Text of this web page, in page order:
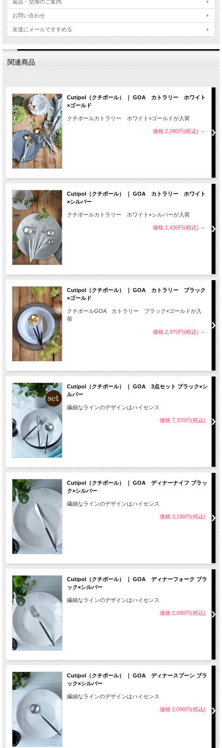
返品・交換のご案内
お問い合わせ
友達にメールですすめる
関連商品
Cutipol（クチポール） ｜ GOA カトラリー ホワイト
×ゴールド
クチポールカトラリー ホワイト×ゴールドが入荷
価格:2,090円(税込) ～
Cutipol（クチポール） ｜ GOA カトラリー ホワイト
×シルバー
クチポールカトラリー ホワイト×シルバーが入荷
価格:1,430円(税込) ～
Cutipol（クチポール） ｜ GOA カトラリー ブラック
×ゴールド
クチポールGOA カトラリー ブラック×ゴールドが入
荷
価格:2,970円(税込) ～
Cutipol（クチポール） ｜ GOA 3点セット ブラック×シ
ルバー
繊細なラインのデザインはハイセンス
価格:7,370円(税込)
Cutipol（クチポール） ｜ GOA ディナーナイフ ブラッ
ク×シルバー
繊細なラインのデザインはハイセンス
価格:3,190円(税込)
Cutipol（クチポール） ｜ GOA ディナーフォーク ブラ
ック×シルバー
繊細なラインのデザインはハイセンス
価格:2,090円(税込)
Cutipol（クチポール） ｜ GOA ディナースプーン ブラ
ック×シルバー
繊細なラインのデザインはハイセンス
価格:2,090円(税込)